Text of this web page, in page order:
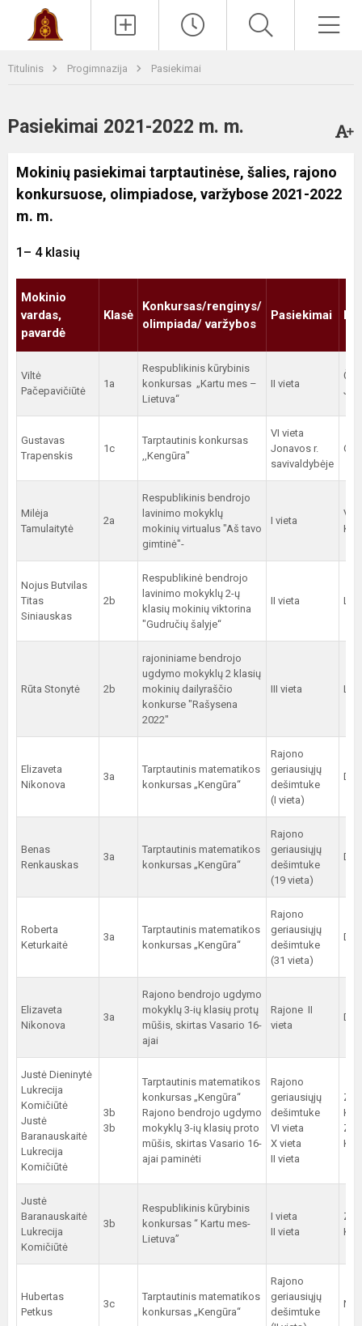
Titulinis Progimnazija Pasiekimai
Pasiekimai 2021-2022 m. m.
Mokinių pasiekimai tarptautinėse, šalies, rajono
konkursuose, olimpiadose, varžybose 2021-2022
m. m.
1– 4 klasių
Mokinio
vardas,
pavardė
Klasė
Konkursas/renginys/
olimpiada/ varžybos
Pasiekimai
Viltė
Pačepavičiūtė
1a
Respublikinis kūrybinis
konkursas „Kartu mes –
Lietuva“
II vieta
Č.
Gustavas
Trapenskis
1c
Tarptautinis konkursas
,,Kengūra"
VI vieta
Jonavos r.
savivaldybėje
O.
Milėja
Tamulaitytė
2a
Respublikinis bendrojo
lavinimo mokyklų
mokinių virtualus "Aš tavo
gimtinė"-
I vieta
V.
Nojus Butvilas
Titas
Siniauskas
2b
Respublikinė bendrojo
lavinimo mokyklų 2-ų
klasių mokinių viktorina
"Gudručių šalyje“
II vieta L.
Rūta Stonytė 2b
rajoniniame bendrojo
ugdymo mokyklų 2 klasių
mokinių dailyraščio
konkurse "Rašysena
2022"
III vieta L.
Elizaveta
Nikonova
3a
Tarptautinis matematikos
konkursas „Kengūra“
Rajono
geriausiųjų
dešimtuke
(I vieta)
D.
Benas
Renkauskas
3a
Tarptautinis matematikos
konkursas „Kengūra“
Rajono
geriausiųjų
dešimtuke
(19 vieta)
D.
Roberta
Keturkaitė
3a
Tarptautinis matematikos
konkursas „Kengūra“
Rajono
geriausiųjų
dešimtuke
(31 vieta)
D.
Elizaveta
Nikonova
3a
Rajono bendrojo ugdymo
mokyklų 3-ių klasių protų
mūšis, skirtas Vasario 16-
ajai
Rajone II
vieta
D.
Justė Dieninytė
Lukrecija
Komičiūtė
Justė
Baranauskaitė
Lukrecija
Komičiūtė
3b
3b
Tarptautinis matematikos
konkursas „Kengūra“
Rajono bendrojo ugdymo
mokyklų 3-ių klasių proto
mūšis, skirtas Vasario 16-
ajai paminėti
Rajono
geriausiųjų
dešimtuke
VI vieta
X vieta
II vieta
Z.
Z.
Justė
Baranauskaitė
Lukrecija
Komičiūtė
3b
Respublikinis kūrybinis
konkursas “ Kartu mes-
Lietuva”
I vieta
II vieta
Z.
Hubertas
Petkus
3c
Tarptautinis matematikos
konkursas „Kengūra“
Rajono
geriausiųjų
dešimtuke
N.